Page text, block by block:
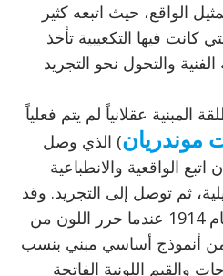
الواقع، حيث اتبعه كثير
كانت فيها التكعيبية تأخذ
والتحول نحو التجريد
المبنية عقلانياً لم يتم فعلياً
موندريان) الذي وصل
الواقعية والانطباعية
ثم توصل إلى التجريد. وقد
تكون انطلاقته الحقيقية عام 1914 عندما حرر اللون من
أنموذج أساسي مبني بنسب
والقيم اللونية الفاتحة